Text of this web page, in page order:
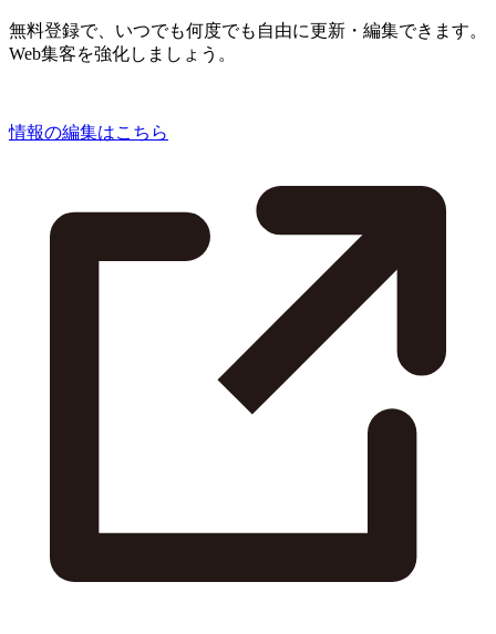
無料登録で、いつでも何度でも自由に更新・編集できます。
Web集客を強化しましょう。
情報の編集はこちら